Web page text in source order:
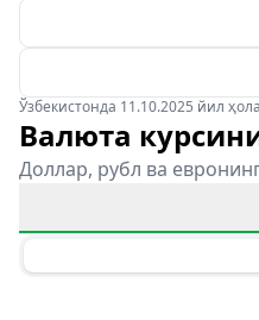
Ўзбекистонда 11.10.2025 йил
Валюта
Доллар, рубл ва